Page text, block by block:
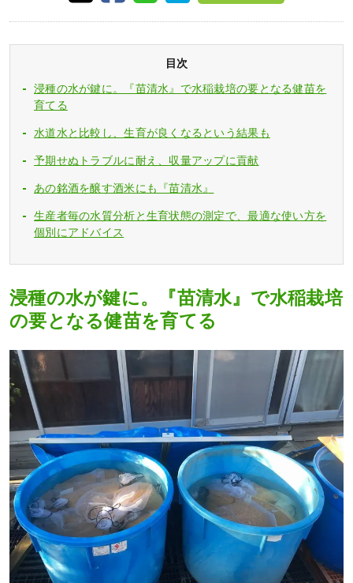
目次
浸種の水が鍵に。『苗清水』で水稲栽培の要となる健苗を
育てる
水道水と比較し、生育が良くなるという結果も
予期せぬトラブルに耐え、収量アップに貢献
あの銘酒を醸す酒米にも『苗清水』
生産者毎の水質分析と生育状態の測定で、最適な使い方を
個別にアドバイス
浸種の水が鍵に。『苗清水』で水稲栽培
の要となる健苗を育てる